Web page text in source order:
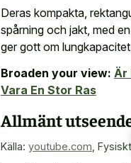
Deras kompakta,
spårning och jakt, med
ger gott om
Broaden your view: Är
Vara En Stor Ras
Allmänt
Källa: youtube.com